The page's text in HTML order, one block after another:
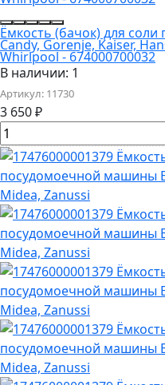
Ёмкость (бачок) для
Candy, Gorenje, Kaiser,
Whirlpool - 674000700032
В наличии: 1
Артикул: 11730
3 650₽